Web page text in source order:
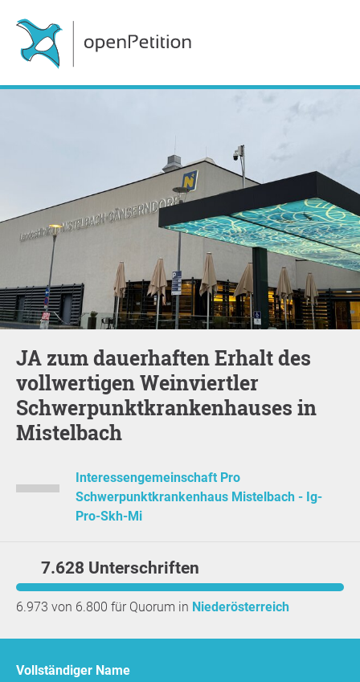
JA zum dauerhaften Erhalt des
vollwertigen Weinviertler
Schwerpunktkrankenhauses in
Mistelbach
Interessengemeinschaft Pro
Schwerpunktkrankenhaus Mistelbach - Ig-
Pro-Skh-Mi
7.628 Unterschriften
6.973 von 6.800 für Quorum in Niederösterreich
Vollständiger Name